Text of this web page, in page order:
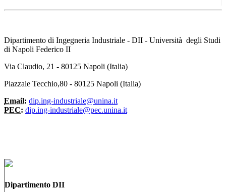
Dipartimento di Ingegneria Industriale - DII - Università degli Studi
di Napoli Federico II
Via Claudio, 21 - 80125 Napoli (Italia)
Piazzale Tecchio,80 - 80125 Napoli (Italia)
Email: dip.ing-industriale@unina.it
PEC: dip.ing-industriale@pec.unina.it
Dipartimento DII